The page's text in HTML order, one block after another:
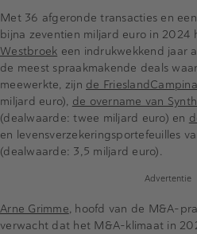
Met 36 afgeronde transacties en
bijna zeventien miljard euro in 2024
Westbroek een indrukwekkend jaar
de meest spraakmakende deals
meewerkte, zijn de
miljard euro), de overname van
(dealwaarde: twee miljard euro) en
en levensverzekeringsportefeuilles
(dealwaarde: 3,5 miljard euro).
Advertentie
Arne Grimme, hoofd van de M&A-
verwacht dat het M&A-klimaat in